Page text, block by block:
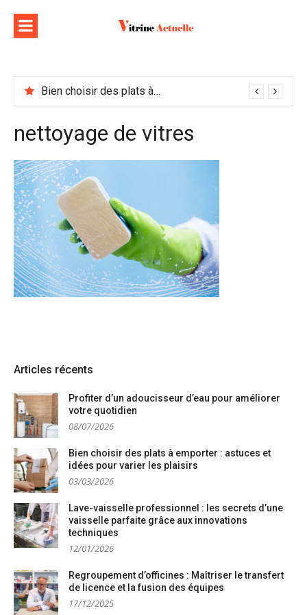
contenu
Bien choisir des plats à emporter : astuces et idées pour varier les plaisirs
nettoyage de vitres
Articles récents
Profiter d’un adoucisseur d’eau pour améliorer
votre quotidien
08/07/2026
Bien choisir des plats à emporter : astuces et
idées pour varier les plaisirs
03/03/2026
Lave-vaisselle professionnel : les secrets d’une
vaisselle parfaite grâce aux innovations
techniques
12/01/2026
Regroupement d’officines : Maîtriser le transfert
de licence et la fusion des équipes
17/12/2025